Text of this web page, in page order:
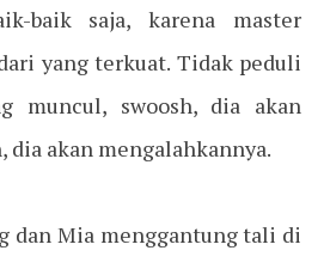
baik saja, karena master
yang terkuat. Tidak peduli
muncul, swoosh, dia akan
dia akan mengalahkannya.
dan Mia menggantung tali di